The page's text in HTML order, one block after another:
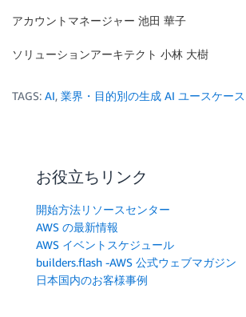
アカウントマネージャー 池田 華子
ソリューションアーキテクト 小林 大樹
TAGS: AI, 業界・目的別の生成 AI ユースケース
お役立ちリンク
開始方法リソースセンター
AWS の最新情報
AWS イベントスケジュール
builders.flash -AWS 公式ウェブマガジン
日本国内のお客様事例